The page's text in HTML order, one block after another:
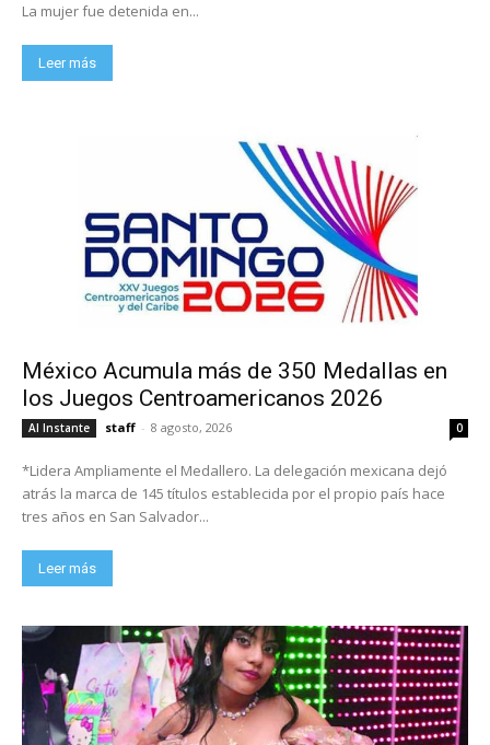
La mujer fue detenida en...
Leer más
México Acumula más de 350 Medallas en
los Juegos Centroamericanos 2026
Al Instante staff - 8 agosto, 2026 0
*Lidera Ampliamente el Medallero. La delegación mexicana dejó
atrás la marca de 145 títulos establecida por el propio país hace
tres años en San Salvador...
Leer más